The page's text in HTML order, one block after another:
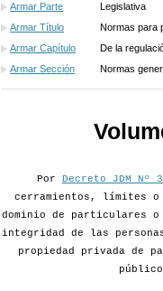
Armar Parte
Legislativa
Armar Título
Normas para
Armar Capítulo
De la
Armar Sección
Normas
Por Decreto JDM Nº
cerramientos, límites o
dominio de particulares
integridad de las
propiedad privada de